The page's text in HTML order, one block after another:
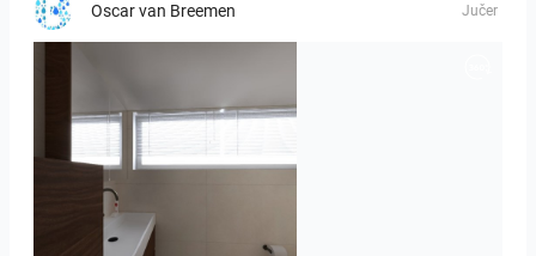
Oscar van Breemen Jučer